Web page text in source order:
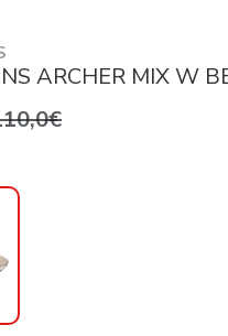
ARCHER MIX W